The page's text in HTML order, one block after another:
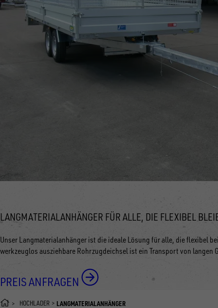
LANGMATERIALANHÄNGER FÜR ALLE, DIE FLEXIBEL
Unser Langmaterialanhänger ist die ideale Lösung für alle, die flexibel
werkzeuglos ausziehbare Rohrzugdeichsel ist ein Transport von langen
PREIS ANFRAGEN
HOCHLADER LANGMATERIALANHÄNGER